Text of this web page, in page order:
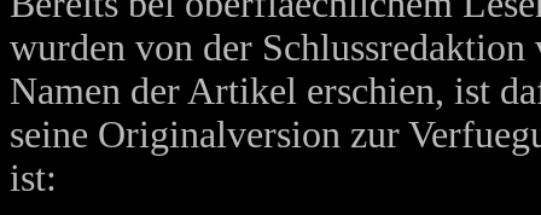
wurden von der Schlussredaktion
Namen der Artikel erschien, ist
seine Originalversion zur
ist: